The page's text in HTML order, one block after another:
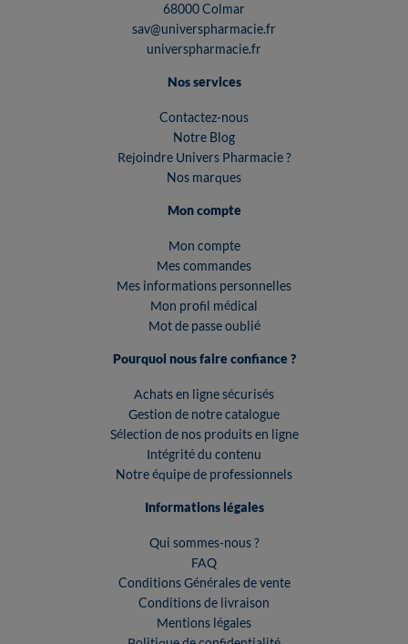
68000 Colmar
sav@universpharmacie.fr
universpharmacie.fr
Nos services
Contactez-nous
Notre Blog
Rejoindre Univers Pharmacie ?
Nos marques
Mon compte
Mon compte
Mes commandes
Mes informations personnelles
Mon profil médical
Mot de passe oublié
Pourquoi nous faire confiance ?
Achats en ligne sécurisés
Gestion de notre catalogue
Sélection de nos produits en ligne
Intégrité du contenu
Notre équipe de professionnels
Informations légales
Qui sommes-nous ?
FAQ
Conditions Générales de vente
Conditions de livraison
Mentions légales